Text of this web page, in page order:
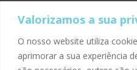
Valorizamos a sua
O nosso website utiliza
aprimorar a sua experiência
Minha Conta
Pedidos
Site Seguro